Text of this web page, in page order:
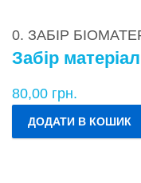
80,00 грн.
ДОДАТИ В КОШИК